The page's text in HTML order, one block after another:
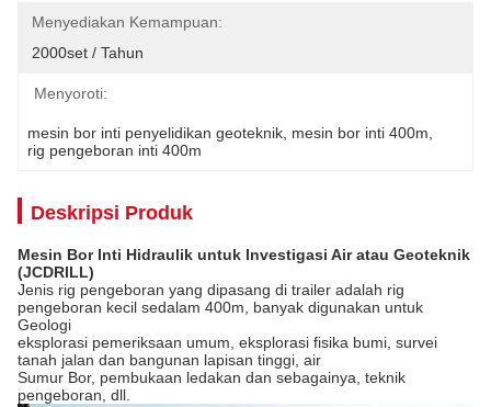
Menyediakan Kemampuan:
2000set / Tahun
Menyoroti:
mesin bor inti penyelidikan geoteknik mesin bor inti 400m
rig pengeboran inti 400m
Deskripsi Produk
Mesin Bor Inti Hidraulik untuk Investigasi Air atau Geoteknik
(JCDRILL)
Jenis rig pengeboran yang dipasang di trailer adalah rig
pengeboran kecil sedalam 400m, banyak digunakan untuk
Geologi
eksplorasi pemeriksaan umum, eksplorasi fisika bumi, survei
tanah jalan dan bangunan lapisan tinggi, air
Sumur Bor, pembukaan ledakan dan sebagainya, teknik
pengeboran, dll.